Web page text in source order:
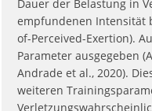
Dauer der Belastung in
empfundenen Intensität
of-Perceived-Exertion).
Parameter ausgegeben
Andrade et al., 2020).
weiteren